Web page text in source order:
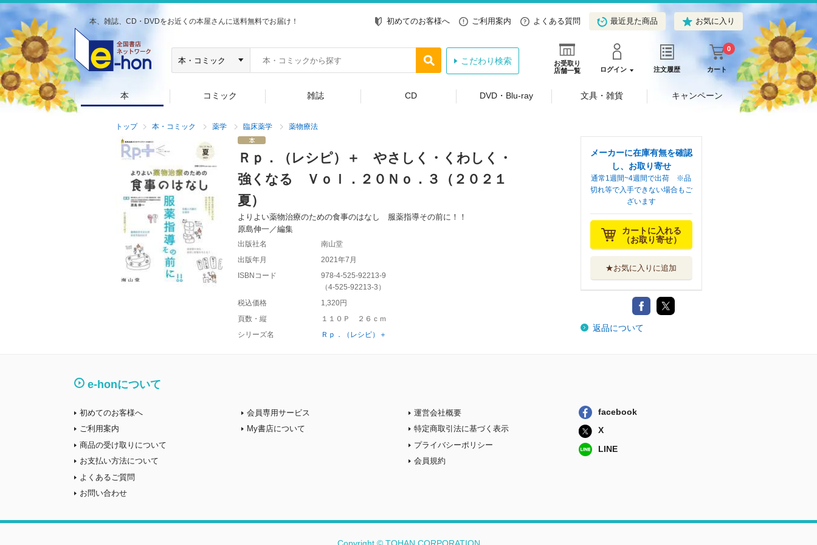
本、雑誌、CD・DVDをお近くの本屋さんに送料無料でお届け！ 初めてのお客様へ ご利用案内 よくある質問 最近見た商品 お気に入り
お受取り
店舗一覧
ログイン 注文履歴 カート
0
こだわり検索
本 コミック 雑誌 CD DVD・Blu-ray 文具・雑貨 キャンペーン
トップ 本・コミック 薬学 臨床薬学 薬物療法
Ｒｐ．（レシピ）＋ やさしく・くわしく・
強くなる Ｖｏｌ．２０Ｎｏ．３（２０２１
夏）
よりよい薬物治療のための食事のはなし 服薬指導その前に！！
原島伸一／編集
出版社名
南山堂
出版年月
2021年7月
ISBNコード
978-4-525-92213-9
（4-525-92213-3 ）
税込価格
1,320円
頁数・縦
１１０Ｐ ２６ｃｍ
シリーズ名
Ｒｐ．（レシピ）＋
メーカーに在庫有無を確認
し、お取り寄せ
通常1週間~4週間で出荷 ※品
切れ等で入手できない場合もご
ざいます
カートに入れる
（お取り寄せ）
★お気に入りに追加
返品について
e-honについて
初めてのお客様へ
ご利用案内
商品の受け取りについて
お支払い方法について
よくあるご質問
お問い合わせ
会員専用サービス
My書店について
運営会社概要
特定商取引法に基づく表示
プライバシーポリシー
会員規約
facebook
X
LINE